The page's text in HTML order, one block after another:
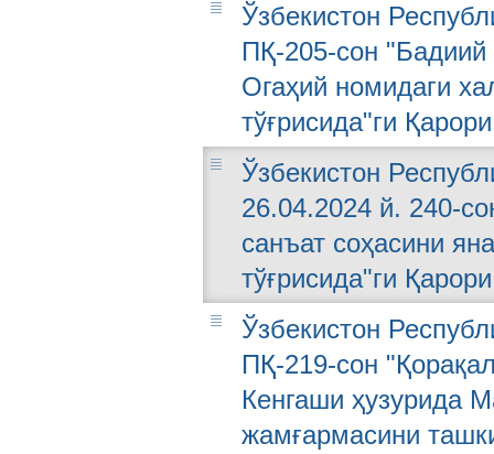
Ўзбекистон
ПҚ-205-сон
Огаҳий номидаги
тўғрисида"ги Қарори
Ўзбекистон
26.04.2024 й. 240-
санъат соҳасини
тўғрисида"ги Қарори
Ўзбекистон
ПҚ-219-сон
Кенгаши ҳузурида
жамғармасини